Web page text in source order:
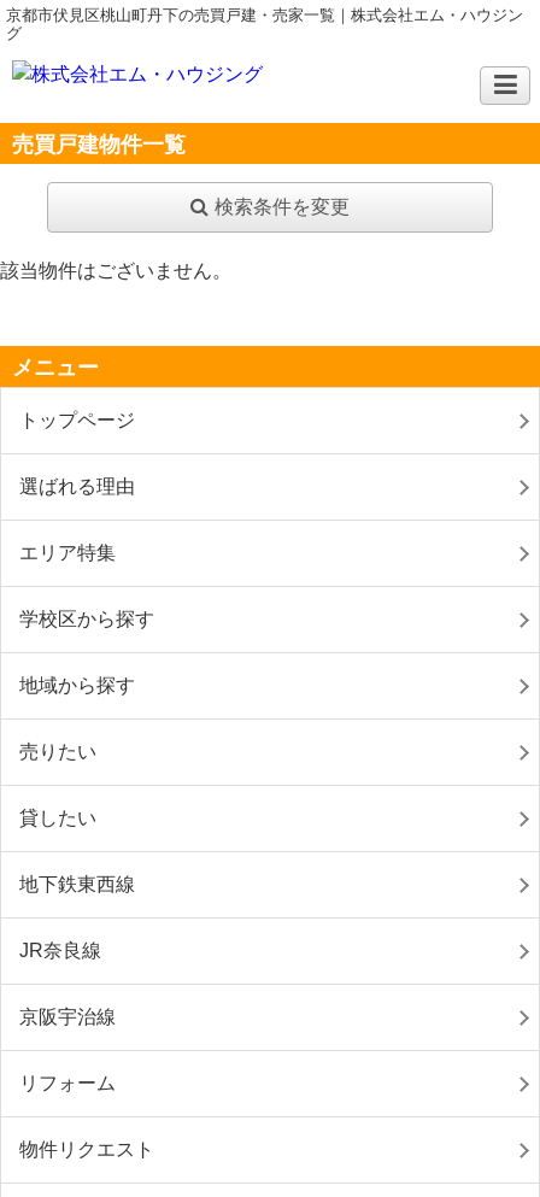
京都市伏見区桃山町丹下の売買戸建・売家一覧｜株式会社エム・ハウジン
グ
売買戸建物件一覧
検索条件を変更
該当物件はございません。
メニュー
トップページ
選ばれる理由
エリア特集
学校区から探す
地域から探す
売りたい
貸したい
地下鉄東西線
JR奈良線
京阪宇治線
リフォーム
物件リクエスト